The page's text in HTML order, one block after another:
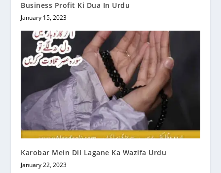
Business Profit Ki Dua In Urdu
January 15, 2023
Karobar Mein Dil Lagane Ka Wazifa Urdu
January 22, 2023